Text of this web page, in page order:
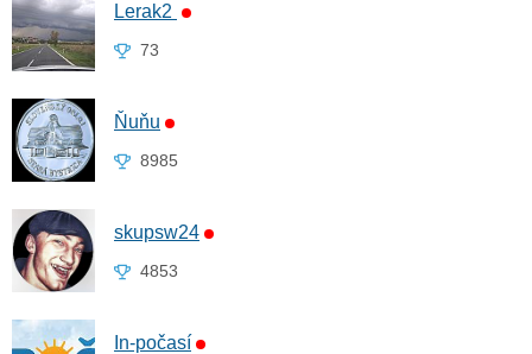
Lerak2
73
Ňuňu
8985
skupsw24
4853
In-počasí